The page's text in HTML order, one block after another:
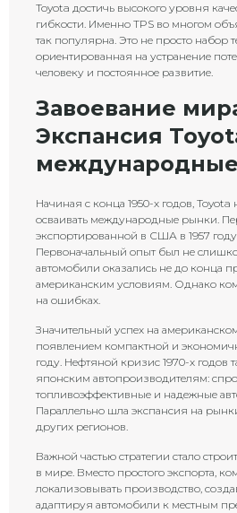
Toyota достичь высокого уровня
гибкости. Именно TPS во многом
так популярна. Это не просто набор
ориентированная на устранение
человеку и постоянное развитие.
Завоевание
Экспансия
Начиная с конца 1950-х годов, Toyota
осваивать международные рынки.
экспортированной в США в 1957
Первоначальный опыт был не
автомобили оказались не до конца
американским условиям. Однако
на ошибках.
Значительный успех на
появлением компактной и
году. Нефтяной кризис 1970-х годов
японским автопроизводителям:
топливоэффективные и надежные
Параллельно шла экспансия на
других регионов.
Важной частью стратегии стало
в мире. Вместо простого экспорта,
локализовывать производство,
адаптируя автомобили к местным